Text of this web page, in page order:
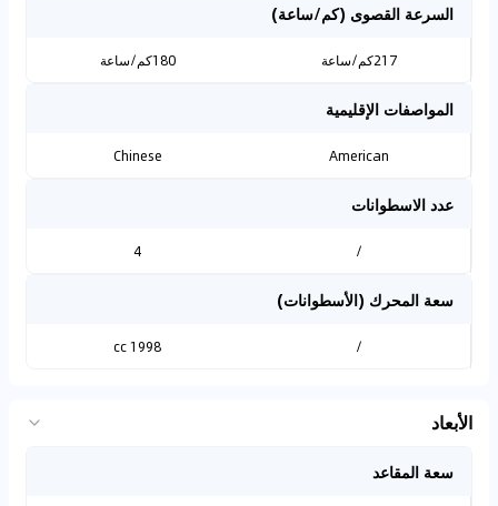
السرعة القصوى (كم/ساعة)
217كم/ساعة 180كم/ساعة
المواصفات الإقليمية
American
Chinese
عدد الاسطوانات
/
4
سعة المحرك (الأسطوانات)
/
1998 cc
الأبعاد
سعة المقاعد